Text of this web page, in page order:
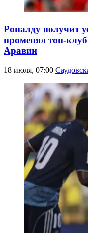
Роналду получит
променял топ-
Аравии
18 июля, 07:00